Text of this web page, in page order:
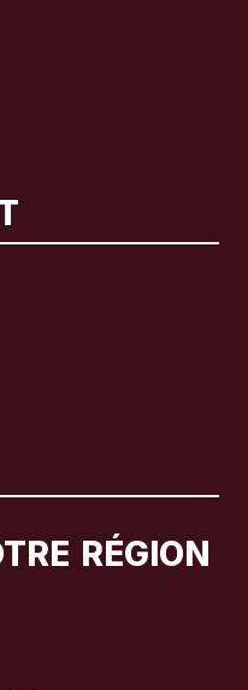
RÉGION